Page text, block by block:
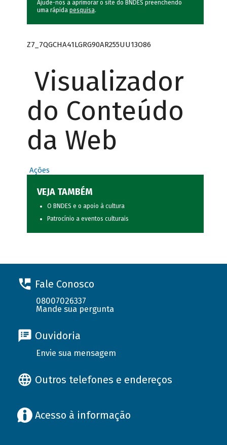
Ajude-nos a aprimorar o site do BNDES preenchendo
uma rápida pesquisa.
Z7_7QGCHA41LGRG90AR255UU13O86
Visualizador
do Conteúdo
da Web
Ações
VEJA TAMBÉM
O BNDES e o apoio à cultura
Patrocínio a eventos culturais
Fale Conosco
08007026337
Mande sua pergunta
Ouvidoria
Envie sua mensagem
Outros telefones e endereços
Acesso à informação